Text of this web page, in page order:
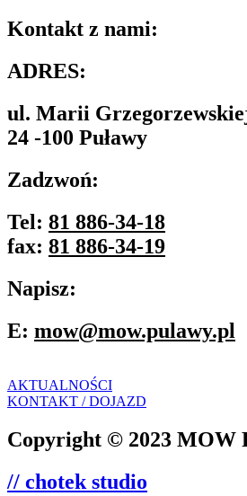
Kontakt z nami:
ADRES:
ul. Marii
24 -100 Puławy
Zadzwoń:
Tel: 81 886-34-18
fax: 81 886-34-19
Napisz:
E: mow@mow.pulawy.pl
AKTUALNOŚCI
KONTAKT / DOJAZD
Copyright © 2023 MOW
// chotek studio